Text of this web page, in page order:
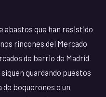
abastos que han resistido
rincones del Mercado
de barrio de Madrid
guardando puestos
de boquerones o un